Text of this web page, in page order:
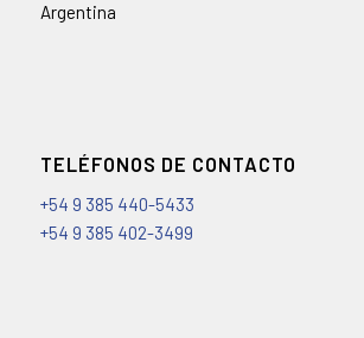
Argentina
TELÉFONOS DE CONTACTO
+54 9 385 440-5433
+54 9 385 402-3499